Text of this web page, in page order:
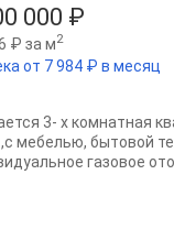
000 ₽
₽ за м2
от 7 984 ₽ в месяц
3- х комнатная
мебелью, бытовой
газовое